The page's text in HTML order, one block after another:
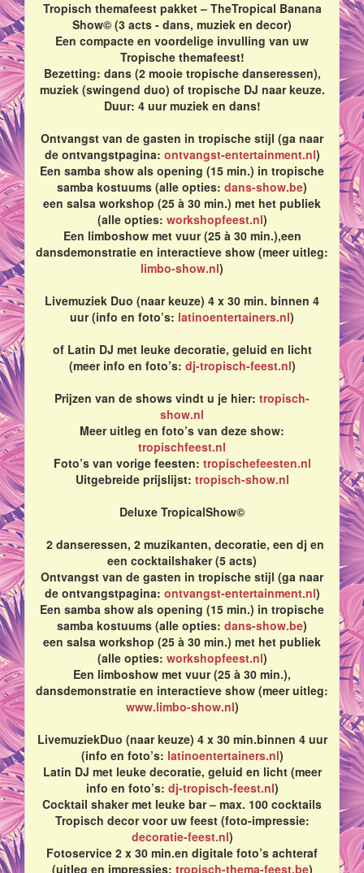
Tropisch themafeest pakket – TheTropical Banana
Show© (3 acts - dans, muziek en decor)
Een compacte en voordelige invulling van uw
Tropische themafeest!
Bezetting: dans (2 mooie tropische danseressen),
muziek (swingend duo) of tropische DJ naar keuze.
Duur: 4 uur muziek en dans!
Ontvangst van de gasten in tropische stijl (ga naar
de ontvangstpagina: ontvangst-entertainment.nl)
Een samba show als opening (15 min.) in tropische
samba kostuums (alle opties: dans-show.be)
een salsa workshop (25 à 30 min.) met het publiek
(alle opties: workshopfeest.nl)
Een limboshow met vuur (25 à 30 min.),een
dansdemonstratie en interactieve show (meer uitleg:
limbo-show.nl)
Livemuziek Duo (naar keuze) 4 x 30 min. binnen 4
uur (info en foto’s: latinoentertainers.nl)
of Latin DJ met leuke decoratie, geluid en licht
(meer info en foto’s: dj-tropisch-feest.nl)
Prijzen van de shows vindt u je hier: tropisch-
show.nl
Meer uitleg en foto’s van deze show:
tropischfeest.nl
Foto’s van vorige feesten: tropischefeesten.nl
Uitgebreide prijslijst: tropisch-show.nl
Deluxe TropicalShow©
2 danseressen, 2 muzikanten, decoratie, een dj en
een cocktailshaker (5 acts)
Ontvangst van de gasten in tropische stijl (ga naar
de ontvangstpagina: ontvangst-entertainment.nl)
Een samba show als opening (15 min.) in tropische
samba kostuums (alle opties: dans-show.be)
een salsa workshop (25 à 30 min.) met het publiek
(alle opties: workshopfeest.nl)
Een limboshow met vuur (25 à 30 min.),
dansdemonstratie en interactieve show (meer uitleg:
www.limbo-show.nl)
LivemuziekDuo (naar keuze) 4 x 30 min.binnen 4 uur
(info en foto’s: latinoentertainers.nl)
Latin DJ met leuke decoratie, geluid en licht (meer
info en foto’s: dj-tropisch-feest.nl)
Cocktail shaker met leuke bar – max. 100 cocktails
Tropisch decor voor uw feest (foto-impressie:
decoratie-feest.nl)
Fotoservice 2 x 30 min.en digitale foto’s achteraf
(uitleg en impressies: tropisch-thema-feest.be)